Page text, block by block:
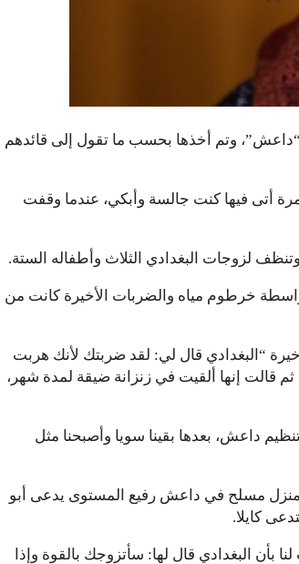
وتم أخذها بحسب ما تقول إلى قائدهم
أتى فيها كنت جالسة وأبكي، عندما وقفت
لزوجات البغدادي الثلاث وأطفاله الستة.
خرطوم مياه والضربات الأخيرة كانت من
“البغدادي قال لي: لقد ضربتك لأنك هربت
ثم قالت إنها ألقيت في زنزانة ضيقة لمدة شهر،
داعش، بعدها بقينا سويا وأصبحنا مثل
منزل مسلح في داعش رفيع المستوى يدعى أبو
كايلا.
بأن البغدادي قال لها: سأتزوجك بالقوة وإذا